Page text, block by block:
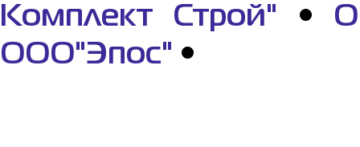
Комплект Строй" •
ООО"Эпос" •